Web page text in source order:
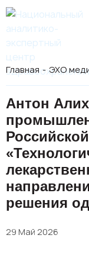
Главная ЭХО
Антон
решения
29 Май 2026